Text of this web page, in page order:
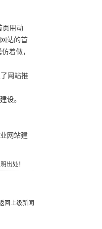
页用动
站的首
着做，
网站推
设。
网站建
出处！
回上级新闻